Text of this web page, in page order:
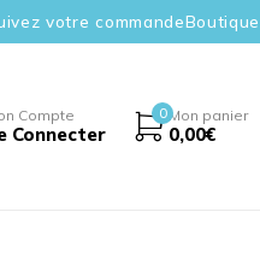
votre commandeBoutique
Compte
Connecter
0 Mon panier
0,00€